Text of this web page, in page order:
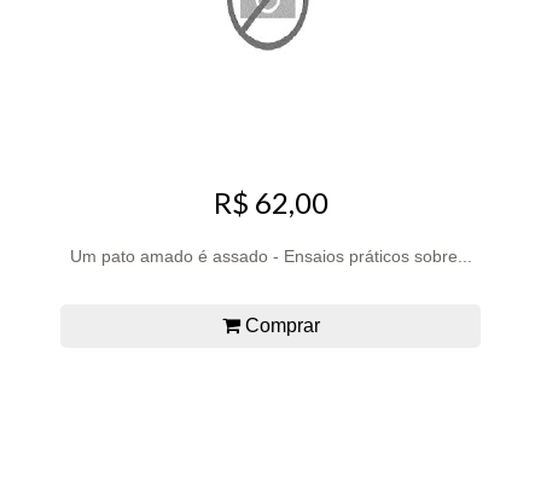
R$ 62,00
Um pato amado é assado - Ensaios práticos sobre...
Comprar